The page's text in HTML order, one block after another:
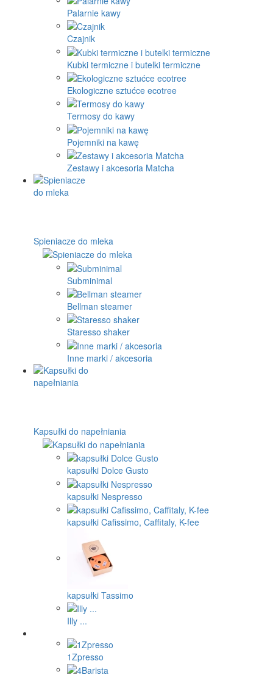
Palarnie kawy
Czajnik
Kubki termiczne i butelki termiczne
Ekologiczne sztućce ecotree
Termosy do kawy
Pojemniki na kawę
Zestawy i akcesoria Matcha
Spieniacze do mleka
Subminimal
Bellman steamer
Staresso shaker
Inne marki / akcesoria
Kapsułki do napełniania
kapsułki Dolce Gusto
kapsułki Nespresso
kapsułki Cafissimo, Caffitaly, K-fee
kapsułki Tassimo
Illy ...
1Zpresso